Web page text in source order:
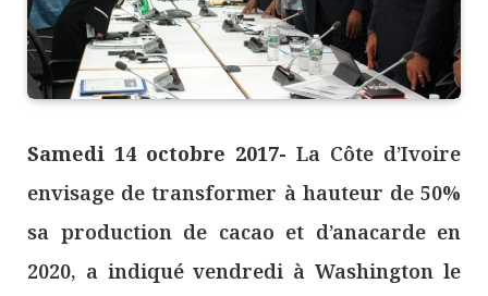
Samedi 14 octobre 2017- La Côte d’Ivoire
envisage de transformer à hauteur de 50%
sa production de cacao et d’anacarde en
2020, a indiqué vendredi à Washington le